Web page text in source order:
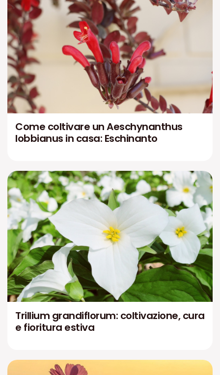
Come coltivare un Aeschynanthus
lobbianus in casa: Eschinanto
Trillium grandiflorum: coltivazione, cura
e fioritura estiva